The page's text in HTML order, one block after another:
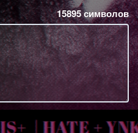
15895символов